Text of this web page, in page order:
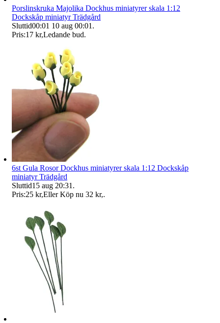
Porslinskruka Majolika Dockhus miniatyrer skala 1:12
Dockskåp miniatyr Trädgård
Sluttid00:01 10 aug 00:01 .
Pris:17 kr,Ledande bud.
6st Gula Rosor Dockhus miniatyrer skala 1:12 Dockskåp
miniatyr Trädgård
Sluttid15 aug 20:31 .
Pris:25 kr,Eller Köp nu 32 kr,.